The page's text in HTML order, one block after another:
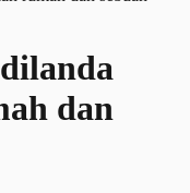
dan